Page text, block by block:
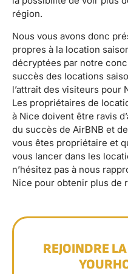
région.
Nous vous avons donc
propres à la location
décryptées par notre
succès des locations
l’attrait des visiteurs pour
Les propriétaires de
à Nice doivent être ravis
du succès de AirBNB et
vous êtes propriétaire et
vous lancer dans les
n’hésitez pas à nous
Nice pour obtenir plus de
REJOINDRE